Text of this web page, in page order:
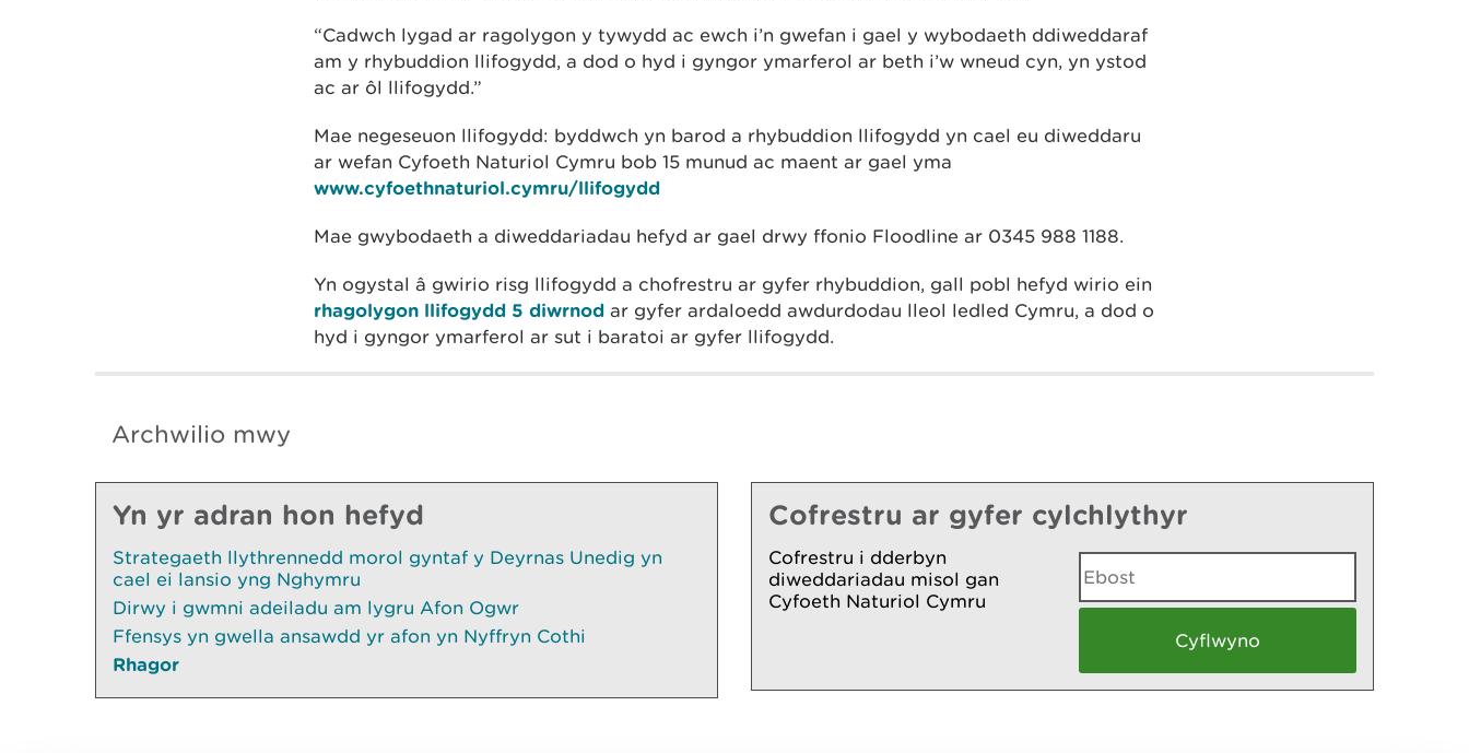
“Cadwch lygad ar ragolygon y tywydd ac ewch i’n gwefan i gael y wybodaeth ddiweddaraf
am y rhybuddion llifogydd, a dod o hyd i gyngor ymarferol ar beth i’w wneud cyn, yn ystod
ac ar ôl llifogydd.”
Mae negeseuon llifogydd: byddwch yn barod a rhybuddion llifogydd yn cael eu diweddaru
ar wefan Cyfoeth Naturiol Cymru bob 15 munud ac maent ar gael yma
www.cyfoethnaturiol.cymru/llifogydd
Mae gwybodaeth a diweddariadau hefyd ar gael drwy ffonio Floodline ar 0345 988 1188.
Yn ogystal â gwirio risg llifogydd a chofrestru ar gyfer rhybuddion, gall pobl hefyd wirio ein
rhagolygon llifogydd 5 diwrnod ar gyfer ardaloedd awdurdodau lleol ledled Cymru, a dod o
hyd i gyngor ymarferol ar sut i baratoi ar gyfer llifogydd.
Archwilio mwy
Yn yr adran hon hefyd
Strategaeth llythrennedd morol gyntaf y Deyrnas Unedig yn
cael ei lansio yng Nghymru
Dirwy i gwmni adeiladu am lygru Afon Ogwr
Ffensys yn gwella ansawdd yr afon yn Nyffryn Cothi
Rhagor
Cofrestru ar gyfer cylchlythyr
Cofrestru i dderbyn
diweddariadau misol gan
Cyfoeth Naturiol Cymru